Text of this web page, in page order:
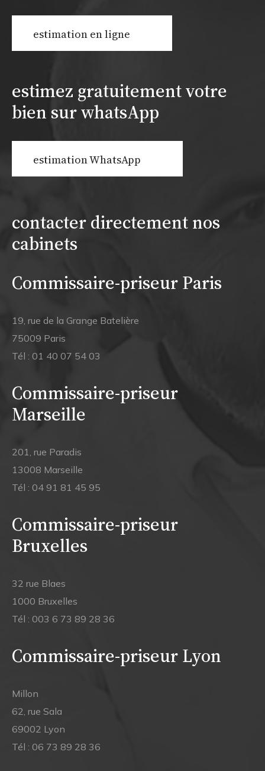
estimation en ligne
estimez gratuitement votre
bien sur whatsApp
estimation WhatsApp
contacter directement nos
cabinets
Commissaire-priseur Paris
19, rue de la Grange Batelière
75009 Paris
Tél : 01 40 07 54 03
Commissaire-priseur
Marseille
201, rue Paradis
13008 Marseille
Tél : 04 91 81 45 95
Commissaire-priseur
Bruxelles
32 rue Blaes
1000 Bruxelles
Tél : 003 6 73 89 28 36
Commissaire-priseur Lyon
Millon
62, rue Sala
69002 Lyon
Tél : 06 73 89 28 36